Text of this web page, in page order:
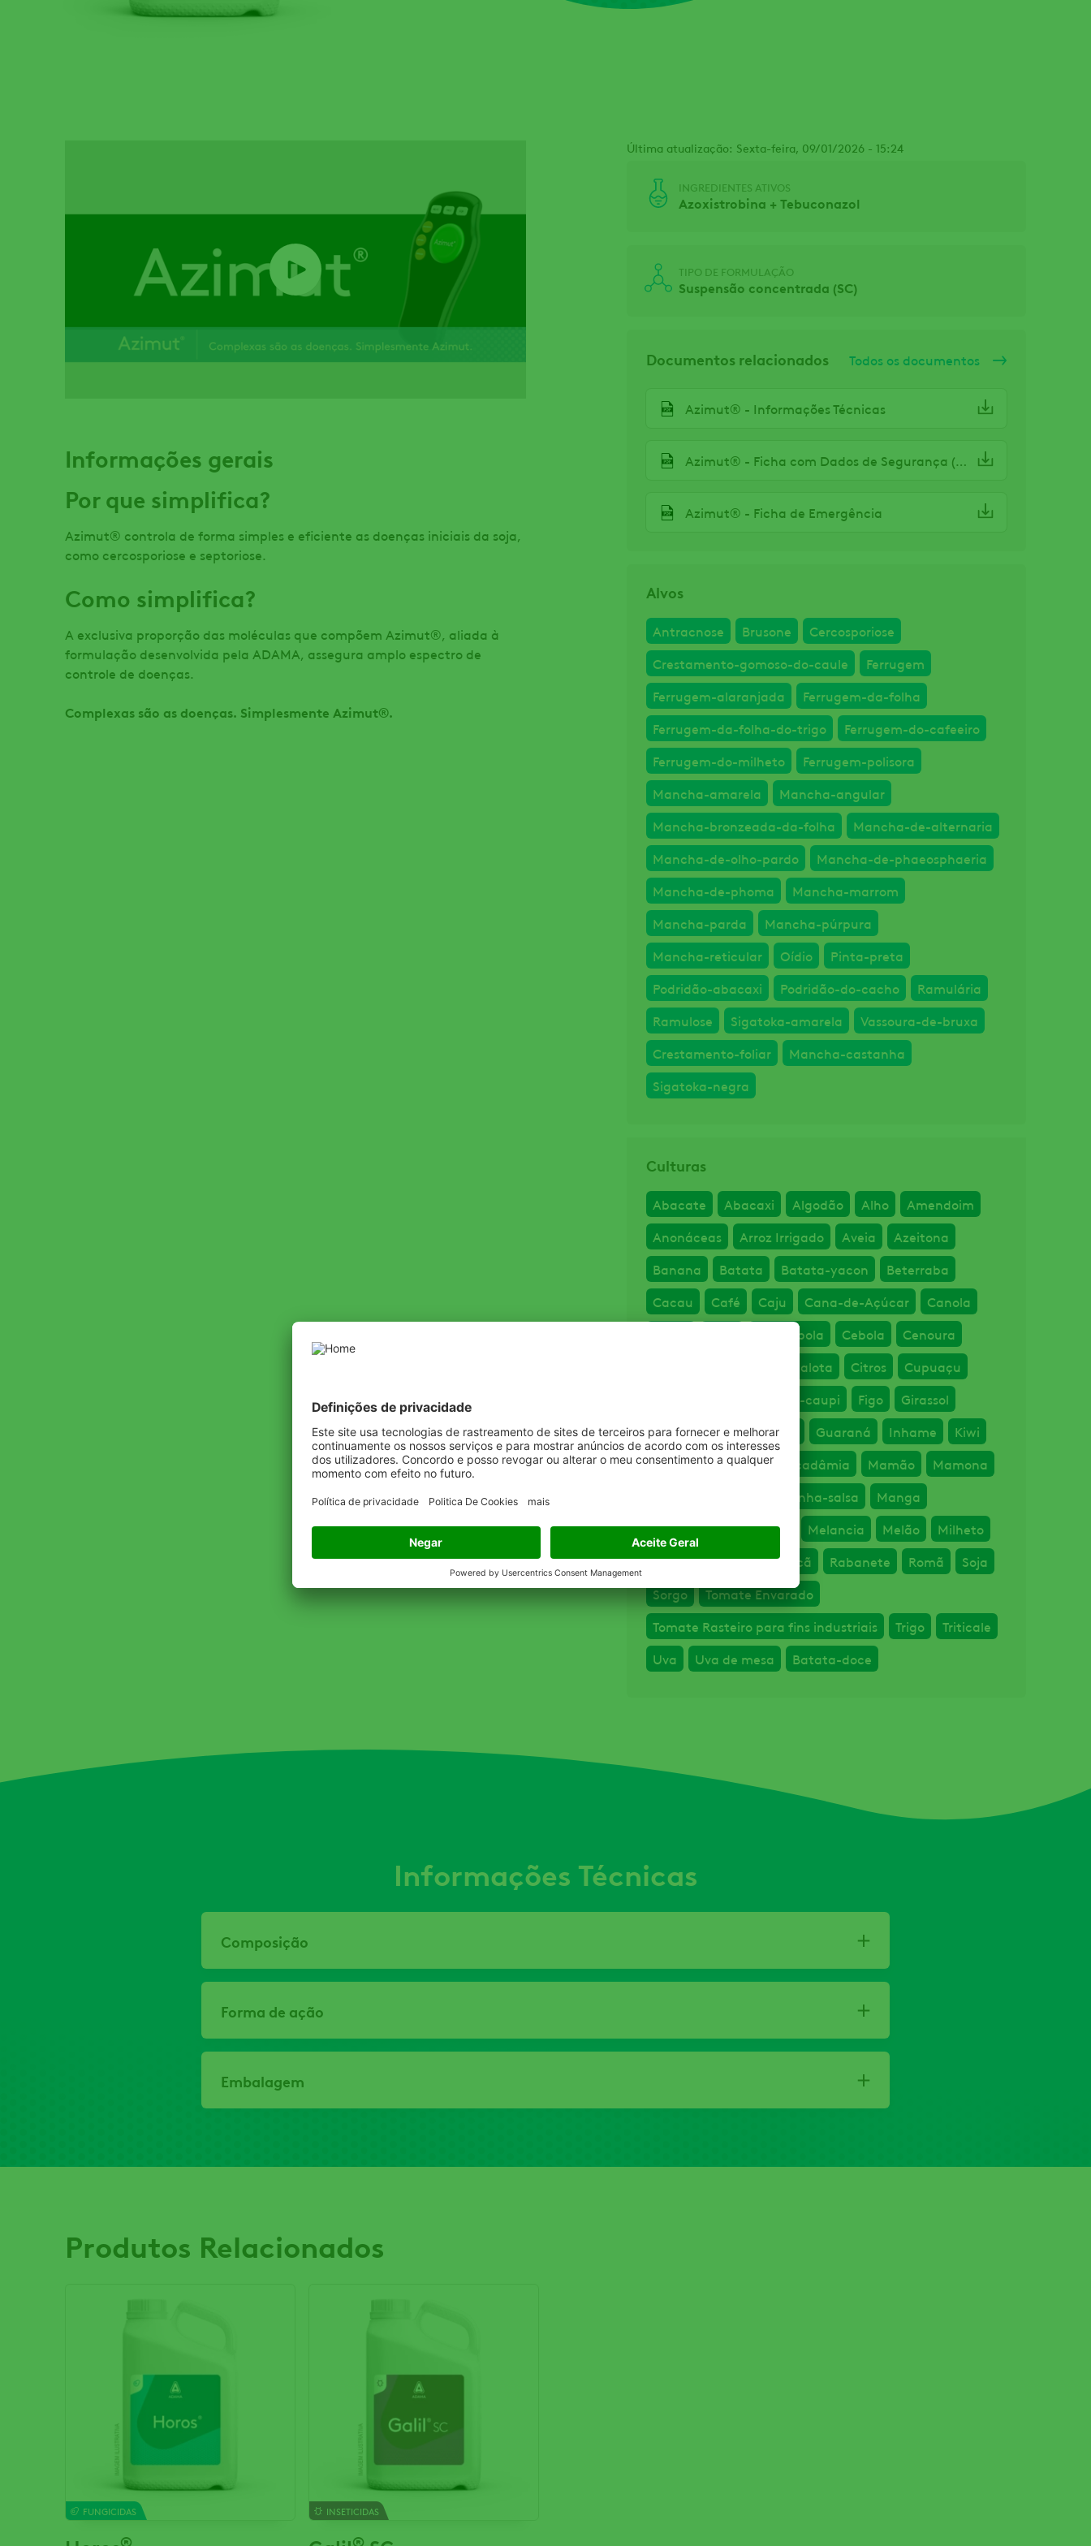
Última atualização: Sexta-feira, 09/01/2026 - 15:24
Informações gerais
Por que simplifica?
Azimut® controla de forma simples e eficiente as doenças iniciais da soja,
como cercosporiose e septoriose.
Como simplifica?
A exclusiva proporção das moléculas que compõem Azimut®, aliada à
formulação desenvolvida pela ADAMA, assegura amplo espectro de
controle de doenças.
Complexas são as doenças. Simplesmente Azimut®.
INGREDIENTES ATIVOS
Azoxistrobina + Tebuconazol
TIPO DE FORMULAÇÃO
Suspensão concentrada (SC)
Documentos relacionados Todos os documentos
Azimut® - Informações Técnicas
Azimut® - Ficha com Dados de Segurança (FDS)
Azimut® - Ficha de Emergência
Alvos
Antracnose Brusone
Cercosporiose
Crestamento-gomoso-do-caule
Ferrugem
Ferrugem-alaranjada
Ferrugem-da-folha
Ferrugem-da-folha-do-trigo
Ferrugem-do-cafeeiro
Ferrugem-do-milheto
Ferrugem-polisora
Mancha-amarela
Mancha-angular
Mancha-bronzeada-da-folha
Mancha-de-alternaria
Mancha-de-olho-pardo
Mancha-de-phaeosphaeria
Mancha-de-phoma
Mancha-marrom
Mancha-parda
Mancha-púrpura
Mancha-reticular
Oídio
Pinta-preta
Podridão-abacaxi
Podridão-do-cacho
Ramulária
Ramulose
Sigatoka-amarela
Vassoura-de-bruxa
Crestamento-foliar
Mancha-castanha
Sigatoka-negra
Culturas
Abacate Abacaxi Algodão Alho
Amendoim
Anonáceas
Arroz Irrigado Aveia
Azeitona
Banana
Batata Batata-yacon
Beterraba
Cacau
Café Caju Cana-de-Açúcar
Canola
Carambola Cebola
Cenoura
Chalota Citros
Cupuaçu
Feijão-caupi Figo
Girassol
Goiaba
Grão-de-bico Guaraná Inhame
Kiwi
Lentilha
Lichia Macadâmia Mamão
Mamona
Mandioquinha-salsa
Manga
Mangaba
Maracujá Melancia Melão
Milheto
Milho
Nabo Noz Pecã Rabanete Romã
Soja
Sorgo
Tomate Envarado
Tomate Rasteiro para fins industriais
Trigo
Triticale
Uva
Uva de mesa Batata-doce
Informações Técnicas
Composição
Forma de ação
Embalagem
Produtos Relacionados
FUNGICIDAS
®
INSETICIDAS
®